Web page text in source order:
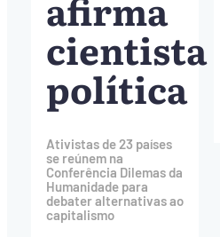
cientista
política
Ativistas de 23 países
se reúnem na
Conferência Dilemas da
Humanidade para
debater alternativas ao
capitalismo